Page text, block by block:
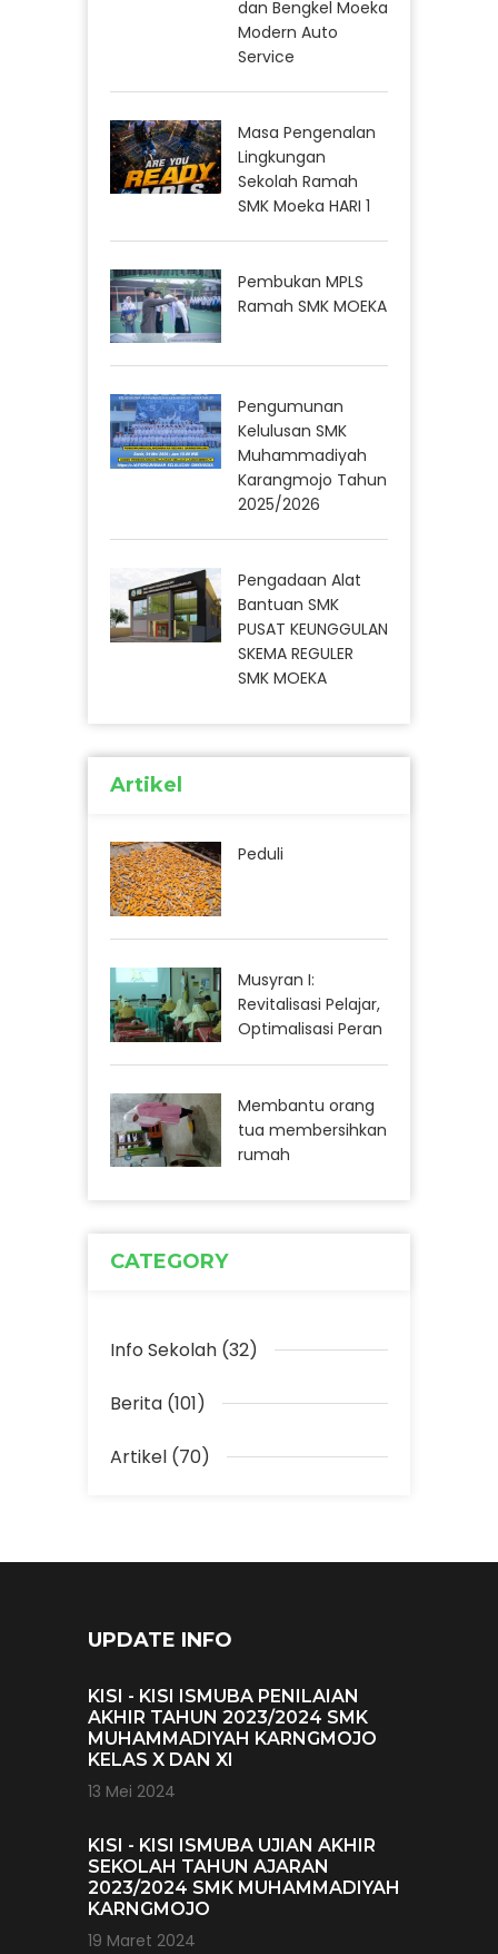
dan Bengkel Moeka
Modern Auto
Service
Masa Pengenalan
Lingkungan
Sekolah Ramah
SMK Moeka HARI 1
Pembukan MPLS
Ramah SMK MOEKA
Pengumunan
Kelulusan SMK
Muhammadiyah
Karangmojo Tahun
2025/2026
Pengadaan Alat
Bantuan SMK
PUSAT KEUNGGULAN
SKEMA REGULER
SMK MOEKA
Artikel
Peduli
Musyran I:
Revitalisasi Pelajar,
Optimalisasi Peran
Membantu orang
tua membersihkan
rumah
CATEGORY
Info Sekolah (32)
Berita (101)
Artikel (70)
UPDATE INFO
KISI - KISI ISMUBA PENILAIAN
AKHIR TAHUN 2023/2024 SMK
MUHAMMADIYAH KARNGMOJO
KELAS X DAN XI
13 Mei 2024
KISI - KISI ISMUBA UJIAN AKHIR
SEKOLAH TAHUN AJARAN
2023/2024 SMK MUHAMMADIYAH
KARNGMOJO
19 Maret 2024